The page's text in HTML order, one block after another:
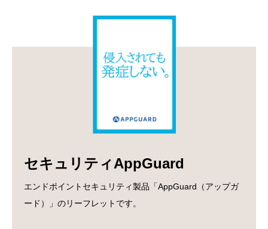
セキュリティAppGuard
エンドポイントセキュリティ製品「AppGuard（アップガ
ード）」のリーフレットです。